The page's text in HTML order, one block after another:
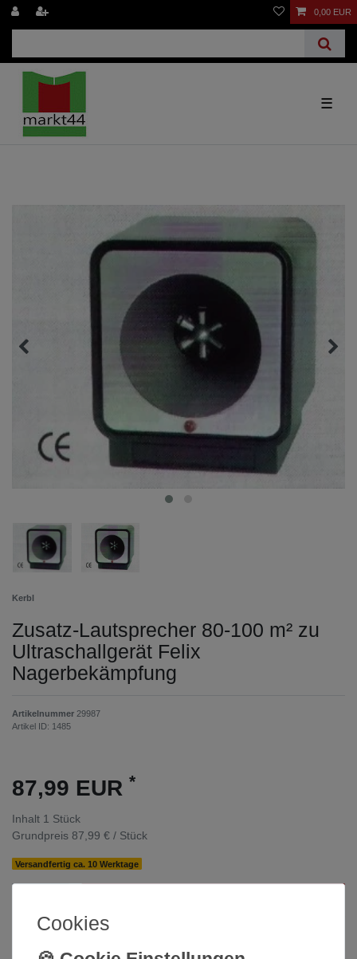
0,00 EUR
☰
Kerbl
Zusatz-Lautsprecher 80-100 m² zu
Ultraschallgerät Felix
Nagerbekämpfung
Artikelnummer 29987
Artikel ID: 1485
87,99 EUR *
Inhalt 1 Stück
Grundpreis 87,99 € / Stück
Versandfertig ca. 10 Werktage
Wunschliste
Cookies